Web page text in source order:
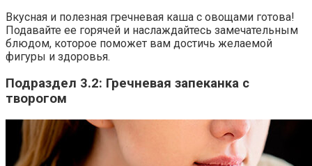
Вкусная и полезная гречневая каша с овощами готова!
Подавайте ее горячей и наслаждайтесь замечательным
блюдом, которое поможет вам достичь желаемой
фигуры и здоровья.
Подраздел 3.2: Гречневая запеканка с
творогом